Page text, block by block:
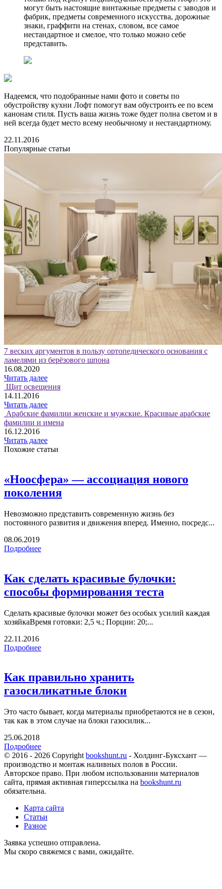
могут быть настоящие винтажные предметы с заводов и
фабрик, предметы современного искусства, дорожные
знаки, граффити на стенах, словом, все самое
нестандартное и смелое, что только можно себе
представить.
Надеемся, что подобранные нами фото и советы по
обустройству кухни Лофт помогут вам обустроить ее по всем
канонам стиля. Пусть ваша жизнь тоже будет полна светом и в
ней всегда будет место всему необычному и нестандартному.
22.11.2016
Популярные статьи
7 веских аргументов в пользу ортопедического основания с
ламелями из берёзового шпона
16.08.2020
Читать далее
Щит освещения
14.11.2016
Читать далее
Арабские фамилии женские и мужские. Красивые арабские
фамилии и имена
16.12.2016
Читать далее
Похожие статьи
«Ноосфера» — ассоциация нового
поколения
Невозможно представить современную жизнь без
постоянного развития и движения вперед. Именно, посредс...
08.06.2019
Подробнее
Как сделать красивые булочки:
способы формирования теста
Сделать красивые булочки может без особых усилий каждая
хозяйкаВремя готовки: 2,5 ч.; Порции: 20;...
22.11.2016
Подробнее
Как правильно хранить
газосиликатные блоки
Это часто бывает, когда материалы приобретаются не в сезон,
так как в этом случае на блоки газосилик...
25.06.2018
Подробнее
© 2016 - 2026 Copyright bookshunt.ru - Холдинг-Буксхант —
производство и монтаж наливных полов в России.
Авторское право. При любом использовании материалов
сайта, прямая активная гиперссылка на bookshunt.ru
обязательна.
Карта сайта
Статьи
Разное
Заявка успешно отправлена.
Мы скоро свяжемся с вами, ожидайте.